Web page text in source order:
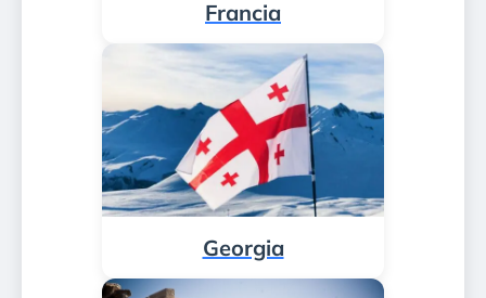
Francia
Georgia